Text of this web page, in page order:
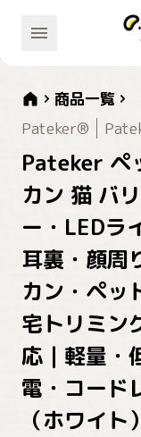
商品一覧
Pateker®
Pateker ペ
カン 猫 バ
ー・LEDラ
耳裏・顔周
カン・ペッ
宅トリミン
応｜軽量・
電・コード
（ホワイト）